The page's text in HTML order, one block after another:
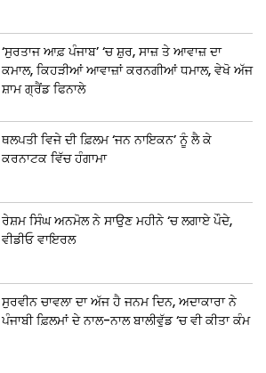
‘ਸੁਰਤਾਜ ਆਫ਼ ਪੰਜਾਬ’ ‘ਚ ਸ਼ੁਰ, ਸਾਜ਼ ਤੇ ਆਵਾਜ਼ ਦਾ
ਕਮਾਲ, ਕਿਹੜੀਆਂ ਆਵਾਜ਼ਾਂ ਕਰਨਗੀਆਂ ਧਮਾਲ, ਵੇਖੋ ਅੱਜ
ਸ਼ਾਮ ਗ੍ਰੈਂਡ ਫਿਨਾਲੇ
ਥਲਪਤੀ ਵਿਜੇ ਦੀ ਫ਼ਿਲਮ ‘ਜਨ ਨਾਇਕਨ’ ਨੂੰ ਲੈ ਕੇ
ਕਰਨਾਟਕ ਵਿੱਚ ਹੰਗਾਮਾ
ਰੇਸ਼ਮ ਸਿੰਘ ਅਨਮੋਲ ਨੇ ਸਾਉਣ ਮਹੀਨੇ ‘ਚ ਲਗਾਏ ਪੌਦੇ,
ਵੀਡੀਓ ਵਾਇਰਲ
ਸੁਰਵੀਨ ਚਾਵਲਾ ਦਾ ਅੱਜ ਹੈ ਜਨਮ ਦਿਨ, ਅਦਾਕਾਰਾ ਨੇ
ਪੰਜਾਬੀ ਫ਼ਿਲਮਾਂ ਦੇ ਨਾਲ-ਨਾਲ ਬਾਲੀਵੁੱਡ ‘ਚ ਵੀ ਕੀਤਾ ਕੰਮ